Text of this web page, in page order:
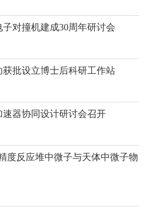
对撞机建成30周年研讨会
批设立博士后科研工作站
器协同设计研讨会召开
度反应堆中微子与天体中微子物